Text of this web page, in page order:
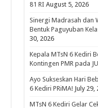
81 RI August 5, 2026
Sinergi Madrasah dan
Bentuk Paguyuban
30, 2026
Kepala MTsN 6 Kediri
Kontingen PMR pada
Ayo Sukseskan Hari
6 Kediri PRiMA! July 29,
MTsN 6 Kediri Gelar